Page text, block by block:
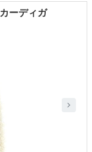
ーディガ